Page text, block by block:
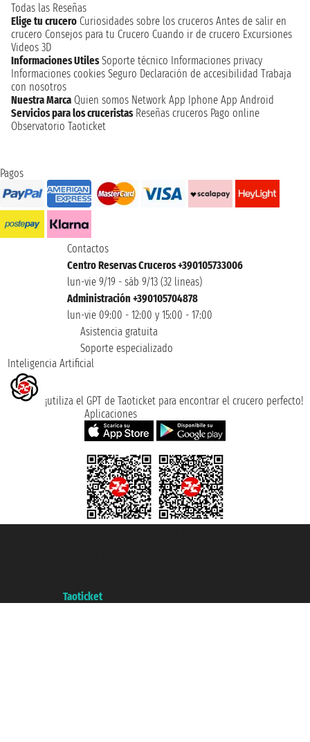
Todas las Reseñas
Elige tu crucero Curiosidades sobre los cruceros Antes de salir en
crucero Consejos para tu Crucero Cuando ir de crucero Excursiones
Videos 3D
Informaciones Utiles Soporte técnico Informaciones privacy
Informaciones cookies Seguro Declaración de accesibilidad Trabaja
con nosotros
Nuestra Marca Quien somos Network App Iphone App Android
Servicios para los cruceristas Reseñas cruceros Pago online
Observatorio Taoticket
Pagos
Contactos
Centro Reservas Cruceros +390105733006
lun-vie 9/19 - sáb 9/13 (32 lineas)
Administración +390105704878
lun-vie 09:00 - 12:00 y 15:00 - 17:00
Asistencia gratuita
Soporte especializado
Inteligencia Artificial
¡utiliza el GPT de Taoticket para encontrar el crucero perfecto!
Aplicaciones
Taoticket